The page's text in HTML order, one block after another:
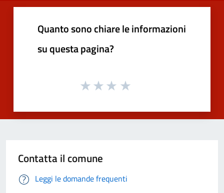
Quanto sono chiare le informazioni
su questa pagina?
Contatta il comune
Leggi le domande frequenti